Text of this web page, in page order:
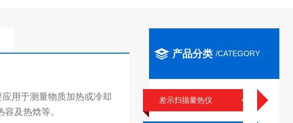
用于测量物质加热或冷却
及热焓等。
产品分类 /CATEGORY
差示扫描量热仪